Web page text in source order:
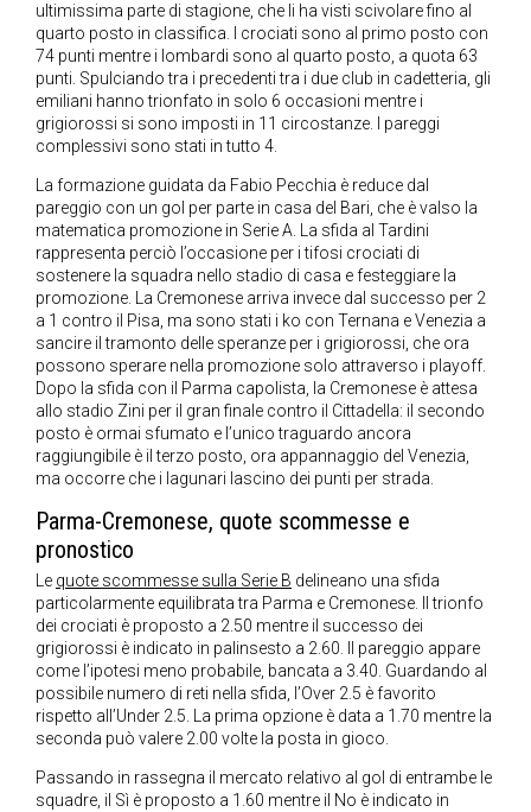
ultimissima parte di stagione, che li ha visti scivolare fino al
quarto posto in classifica. I crociati sono al primo posto con
74 punti mentre i lombardi sono al quarto posto, a quota 63
punti. Spulciando tra i precedenti tra i due club in cadetteria, gli
emiliani hanno trionfato in solo 6 occasioni mentre i
grigiorossi si sono imposti in 11 circostanze. I pareggi
complessivi sono stati in tutto 4.
La formazione guidata da Fabio Pecchia è reduce dal
pareggio con un gol per parte in casa del Bari, che è valso la
matematica promozione in Serie A. La sfida al Tardini
rappresenta perciò l’occasione per i tifosi crociati di
sostenere la squadra nello stadio di casa e festeggiare la
promozione. La Cremonese arriva invece dal successo per 2
a 1 contro il Pisa, ma sono stati i ko con Ternana e Venezia a
sancire il tramonto delle speranze per i grigiorossi, che ora
possono sperare nella promozione solo attraverso i playoff.
Dopo la sfida con il Parma capolista, la Cremonese è attesa
allo stadio Zini per il gran finale contro il Cittadella: il secondo
posto è ormai sfumato e l’unico traguardo ancora
raggiungibile è il terzo posto, ora appannaggio del Venezia,
ma occorre che i lagunari lascino dei punti per strada.
Parma-Cremonese, quote scommesse e
pronostico
Le quote scommesse sulla Serie B delineano una sfida
particolarmente equilibrata tra Parma e Cremonese. Il trionfo
dei crociati è proposto a 2.50 mentre il successo dei
grigiorossi è indicato in palinsesto a 2.60. Il pareggio appare
come l’ipotesi meno probabile, bancata a 3.40. Guardando al
possibile numero di reti nella sfida, l’Over 2.5 è favorito
rispetto all’Under 2.5. La prima opzione è data a 1.70 mentre la
seconda può valere 2.00 volte la posta in gioco.
Passando in rassegna il mercato relativo al gol di entrambe le
squadre, il Sì è proposto a 1.60 mentre il No è indicato in